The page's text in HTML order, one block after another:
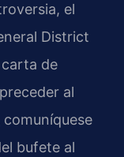
el
District
de
al
bufete al